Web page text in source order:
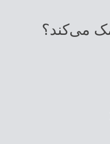
می‌کند؟